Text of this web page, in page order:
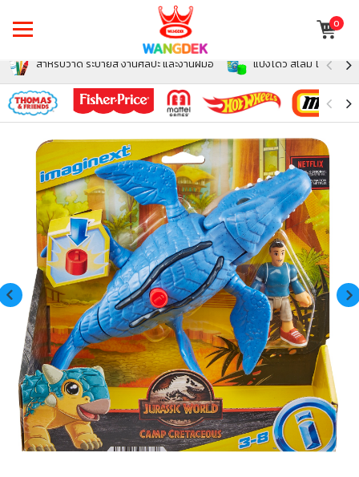
0
สำหรับวาด ระบายสี งานศิลปะ และงานฝีมือ แป้งโดว์ สไลม์ โฟม สำห